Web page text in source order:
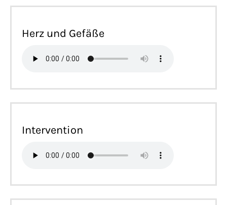
Herz und Gefäße
Intervention